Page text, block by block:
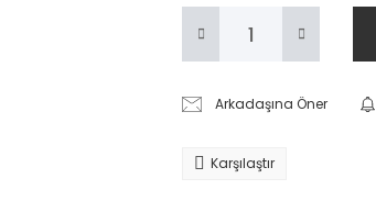
Arkadaşına Öner
Karşılaştır